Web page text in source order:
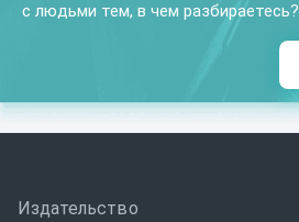
с людьми тем, в чем разбираетесь?
Издательство